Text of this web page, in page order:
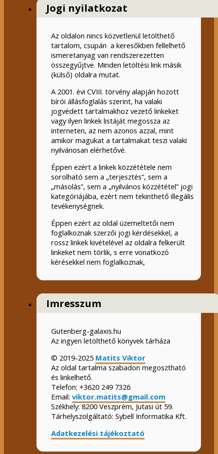
Jogi nyilatkozat
Az oldalon nincs közvetlenül letölthető
tartalom, csupán a keresőkben fellelhető
ismeretanyag van rendszerezetten
összegyűjtve. Minden letöltési link másik
(külső) oldalra mutat.
A 2001. évi CVIII. törvény alapján hozott
bírói állásfoglalás szerint, ha valaki
jogvédett tartalmakhoz vezető linkeket
vagy ilyen linkek listáját megossza az
interneten, az nem azonos azzal, mint
amikor magukat a tartalmakat teszi valaki
nyilvánosan elérhetővé.
Éppen ezért a linkek közzététele nem
sorolható sem a „terjesztés”, sem a
„másolás”, sem a „nyilvános közzététel” jogi
kategóriájába, ezért nem tekinthető illegális
tevékenységnek.
Éppen ezért az oldal üzemeltetői nem
foglalkoznak szerzői jogi kérdésekkel, a
rossz linkek kivételével az oldalra felkerült
linkeket nem törlik, s erre vonatkozó
kérésekkel nem foglalkoznak,
Imresszum
Gutenberg-galaxis.hu
Az ingyen letölthető könyvek tárháza
© 2019-2025 Matits Viktor
Az oldal tartalma szabadon megosztható
és linkelhető.
Telefon: +3620 249 7326
Email: viktor.matits@gmail.com
Székhely: 8200 Veszprém, Jutasi út 59.
Tárhelyszolgáltató: Sybell Informatika Kft.
Adatkezelési tájékoztató